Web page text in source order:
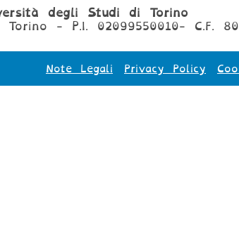
degli Studi di Torino
- P.I. 02099550010- C.F.
Note Legali Privacy Policy